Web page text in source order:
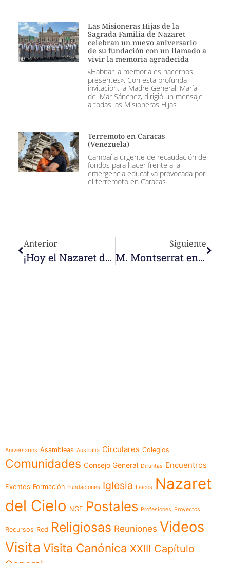
Las Misioneras Hijas de la
Sagrada Familia de Nazaret
celebran un nuevo aniversario
de su fundación con un llamado a
vivir la memoria agradecida
«Habitar la memoria es hacernos
presentes». Con esta profunda
invitación, la Madre General, María
del Mar Sánchez, dirigió un mensaje
a todas las Misioneras Hijas
Terremoto en Caracas
(Venezuela)
Campaña urgente de recaudación de
fondos para hacer frente a la
emergencia educativa provocada por
el terremoto en Caracas.
Anterior
¡Hoy el Nazaret del cielo abre sus puertas a la Hna. Javier Delgado!
Siguiente
M. Montserrat en Webinar de Tekman
Aniversarios Asambleas Australia Circulares Colegios
Comunidades Consejo General Difuntas Encuentros
Eventos Formación Fundaciones Iglesia Laicos
Nazaret
del Cielo NGE Postales Profesiones Proyectos
Recursos Red Religiosas Reuniones Videos
Visita Visita Canónica XXIII Capítulo